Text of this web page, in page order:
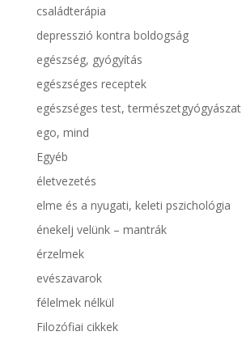
családterápia
depresszió kontra boldogság
egészség, gyógyítás
egészséges receptek
egészséges test, természetgyógyászat
ego, mind
Egyéb
életvezetés
elme és a nyugati, keleti pszichológia
énekelj velünk – mantrák
érzelmek
evészavarok
félelmek nélkül
Filozófiai cikkek